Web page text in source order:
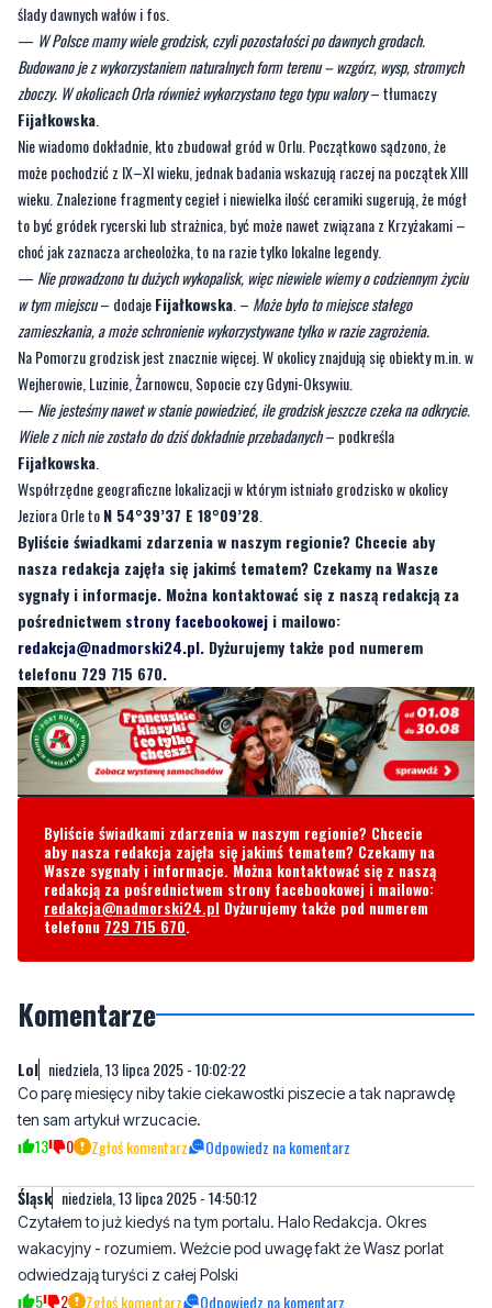
zboczy. W okolicach Orla również wykorzystano tego typu walory
Fijałkowska.
Nie wiadomo dokładnie, kto zbudował gród w Orlu. Początkowo sądzono, że
może pochodzić z IX–XI wieku, jednak badania wskazują raczej na początek XIII
wieku. Znalezione fragmenty cegieł i niewielka ilość ceramiki sugerują, że mógł
to być gródek rycerski lub strażnica, być może nawet związana z Krzyżakami –
choć jak zaznacza archeolożka, to na razie tylko lokalne legendy.
—Nie prowadzono tu dużych wykopalisk, więc niewiele wiemy o codziennym życiu
w tym miejscu– dodajeFijałkowska. –Może było to miejsce stałego
zamieszkania, a może schronienie wykorzystywane tylko w razie zagrożenia.
Na Pomorzu grodzisk jest znacznie więcej. W okolicy znajdują się obiekty m.in. w
Wejherowie, Luzinie, Żarnowcu, Sopocie czy Gdyni-Oksywiu.
—Nie jesteśmy nawet w stanie powiedzieć, ile grodzisk jeszcze czeka na odkrycie.
Wiele z nich nie zostało do dziś dokładnie przebadanych– podkreśla
Fijałkowska.
Współrzędne geograficzne lokalizacji w którym istniało grodzisko w okolicy
Jeziora Orle toN 54°39’37 E 18°09’28.
Byliście świadkami zdarzenia w naszym regionie? Chcecie aby
nasza redakcja zajęła się jakimś tematem? Czekamy na Wasze
sygnały i informacje. Można kontaktować się z naszą redakcją za
pośrednictwemstrony facebookoweji mailowo:
redakcja@nadmorski24.pl. Dyżurujemy także pod numerem
telefonu 729 715 670.
Byliście świadkami zdarzenia w naszym regionie? Chcecie
aby nasza redakcja zajęła się jakimś tematem? Czekamy na
Wasze sygnały i informacje. Można kontaktować się z naszą
redakcja@nadmorski24.plDyżurujemy także pod numerem
telefonu729 715 670.
Komentarze
Co parę miesięcy niby takie ciekawostki piszecie a tak naprawdę
13 0 Zgłoś komentarz Odpowiedz na komentarz
Śląsk niedziela, 13 lipca 2025 - 14:50:12
Czytałem to już kiedyś na tym portalu. Halo Redakcja. Okres
odwiedzają turyści z całej Polski
5 2 Zgłoś komentarz Odpowiedz na komentarz
niedziela, 13 lipca 2025 - 15:09:03
ten artykuł już był, tylko poprzednio ze zdjęciem pani archeolog.